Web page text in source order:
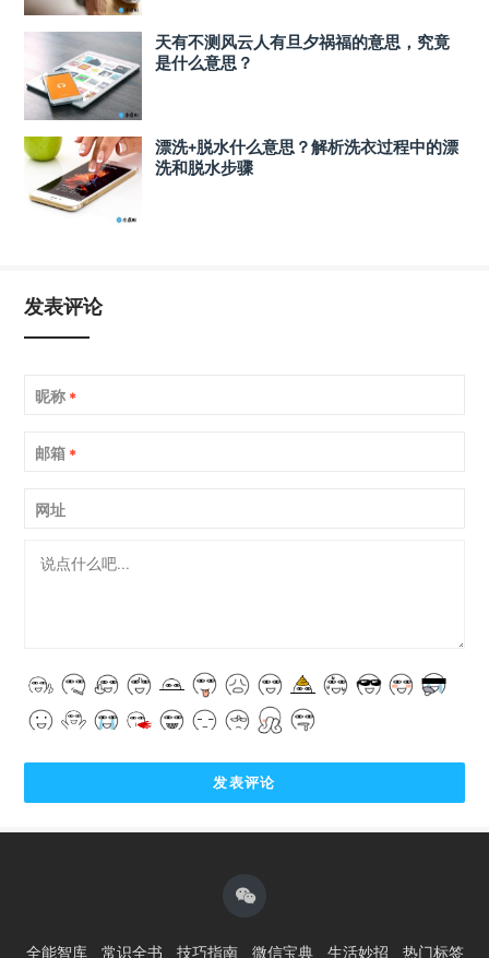
天有不测风云人有旦夕祸福的意思，究竟
是什么意思？
漂洗+脱水什么意思？解析洗衣过程中的漂
洗和脱水步骤
发表评论
昵称 *
邮箱 *
网址
全能智库 常识全书 技巧指南 微信宝典 生活妙招 热门标签